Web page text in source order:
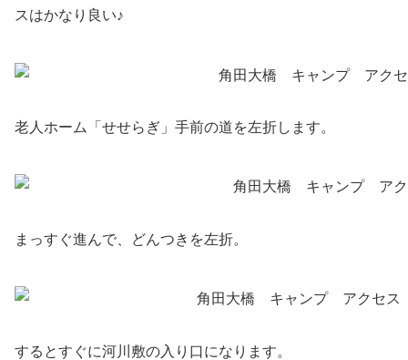
スはかなり良い♪
老人ホーム「せせらぎ」手前の道を左折します。
まっすぐ進んで、どんつきを左折。
するとすぐに河川敷の入り口になります。